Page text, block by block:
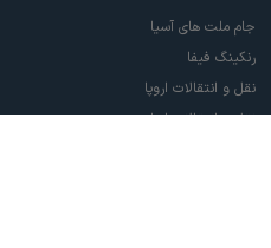
جام ملت های آسیا
رنکینگ فیفا
نقل و انتقالات اروپا
نقل و انتقالات ایران